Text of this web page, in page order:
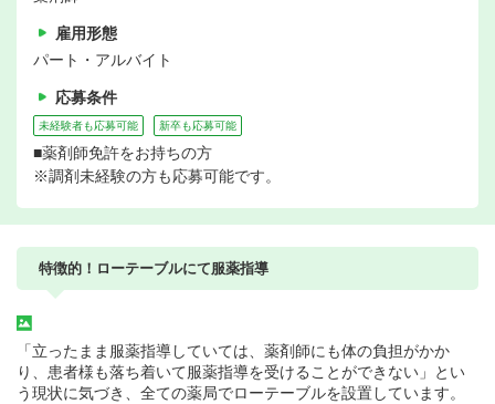
雇用形態
パート・アルバイト
応募条件
未経験者も応募可能 新卒も応募可能
■薬剤師免許をお持ちの方
※調剤未経験の方も応募可能です。
特徴的！ローテーブルにて服薬指導
「立ったまま服薬指導していては、薬剤師にも体の負担がかか
り、患者様も落ち着いて服薬指導を受けることができない」とい
う現状に気づき、全ての薬局でローテーブルを設置しています。